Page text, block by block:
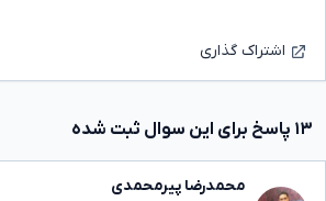
اشتراک گذاری
۱۳ پاسخ برای این سوال ثبت شده
محمدرضا پیرمحمدی